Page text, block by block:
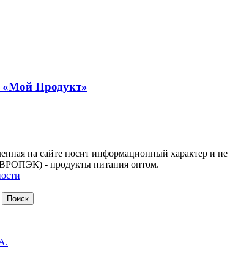
Продукт»
на сайте носит информационный характер и
- продукты питания оптом.
Поиск